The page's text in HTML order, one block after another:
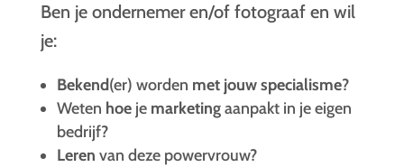
Ben je ondernemer en/of fotograaf en wil
je:
Bekend(er) worden met jouw specialisme?
Weten hoeje marketingaanpakt in je eigen
bedrijf?
Leren van deze powervrouw?